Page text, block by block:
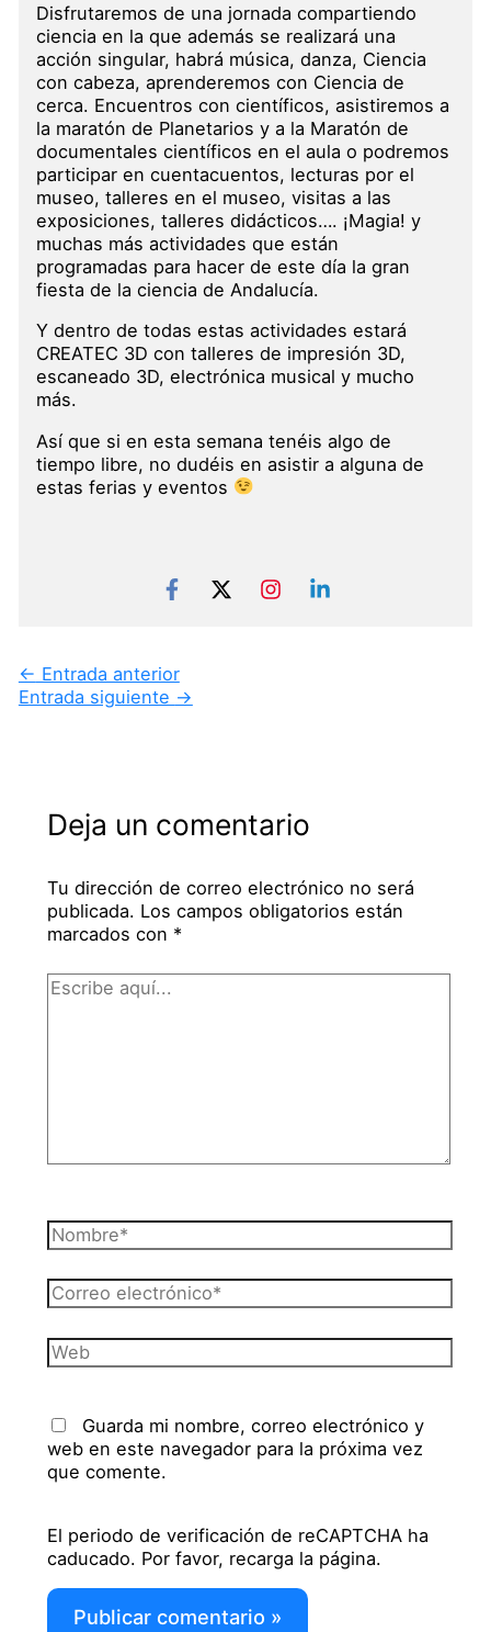
Disfrutaremos de una jornada compartiendo
ciencia en la que además se realizará una
acción singular, habrá música, danza, Ciencia
con cabeza, aprenderemos con Ciencia de
cerca. Encuentros con científicos, asistiremos a
la maratón de Planetarios y a la Maratón de
documentales científicos en el aula o podremos
participar en cuentacuentos, lecturas por el
museo, talleres en el museo, visitas a las
exposiciones, talleres didácticos…. ¡Magia! y
muchas más actividades que están
programadas para hacer de este día la gran
fiesta de la ciencia de Andalucía.
Y dentro de todas estas actividades estará
CREATEC 3D con talleres de impresión 3D,
escaneado 3D, electrónica musical y mucho
más.
Así que si en esta semana tenéis algo de
tiempo libre, no dudéis en asistir a alguna de
estas ferias y eventos
← Entrada anterior
Entrada siguiente →
Deja un comentario
Tu dirección de correo electrónico no será
publicada. Los campos obligatorios están
marcados con *
Escribe
Nombre*
Correo
electrónico*
Web
Guarda mi nombre, correo electrónico y
web en este navegador para la próxima vez
que comente.
El periodo de verificación de reCAPTCHA ha
caducado. Por favor, recarga la página.